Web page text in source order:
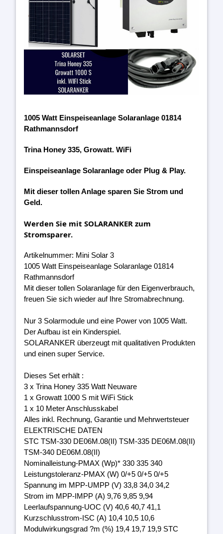
1005 Watt Einspeiseanlage Solaranlage 01814
Rathmannsdorf
Trina Honey 335, Growatt. WiFi
Einspeiseanlage Solaranlage oder Plug & Play.
Mit dieser tollen Anlage sparen Sie Strom und
Geld.
Werden Sie mit SOLARANKER zum
Stromsparer.
Artikelnummer: Mini Solar 3
1005 Watt Einspeiseanlage Solaranlage 01814
Rathmannsdorf
Mit dieser tollen Solaranlage für den Eigenverbrauch,
freuen Sie sich wieder auf Ihre Stromabrechnung.
Nur 3 Solarmodule und eine Power von 1005 Watt.
Der Aufbau ist ein Kinderspiel.
SOLARANKER überzeugt mit qualitativen Produkten
und einen super Service.
Dieses Set erhält :
3 x Trina Honey 335 Watt Neuware
1 x Growatt 1000 S mit WiFi Stick
1 x 10 Meter Anschlusskabel
Alles inkl. Rechnung, Garantie und Mehrwertsteuer
ELEKTRISCHE DATEN
STC TSM-330 DE06M.08(II) TSM-335 DE06M.08(II)
TSM-340 DE06M.08(II)
Nominalleistung-PMAX (Wp)* 330 335 340
Leistungstoleranz-PMAX (W) 0/+5 0/+5 0/+5
Spannung im MPP-UMPP (V) 33,8 34,0 34,2
Strom im MPP-IMPP (A) 9,76 9,85 9,94
Leerlaufspannung-UOC (V) 40,6 40,7 41,1
Kurzschlusstrom-ISC (A) 10,4 10,5 10,6
Modulwirkungsgrad ?m (%) 19,4 19,7 19,9 STC